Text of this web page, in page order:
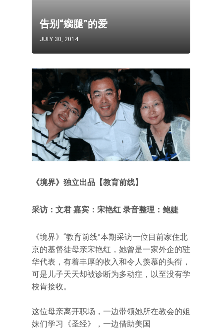
告别“瘸腿”的爱
JULY 30, 2014
《境界》独立出品【教育前线】
采访：文君 嘉宾：宋艳红 录音整理：鲍婕
《境界》“教育前线”本期采访一位目前家住北
京的基督徒母亲宋艳红，她曾是一家外企的驻
华代表，有着丰厚的收入和令人羡慕的头衔，
可是儿子天天却被诊断为多动症，以至没有学
校肯接收。
这位母亲离开职场，一边带领她所在教会的姐
妹们学习《圣经》，一边借助美国